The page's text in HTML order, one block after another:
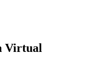
Virtual